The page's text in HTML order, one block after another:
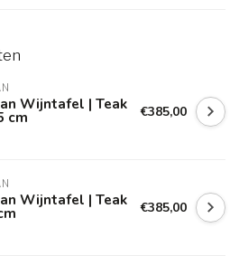
Wijntafel | Teak
cm €385,00
Wijntafel | Teak €385,00